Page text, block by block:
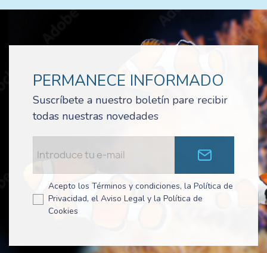
PERMANECE INFORMADO
Suscríbete a nuestro boletín pare recibir
todas nuestras novedades
Acepto los Términos y condiciones, la Política de
Privacidad, el Aviso Legal y la Política de
Cookies